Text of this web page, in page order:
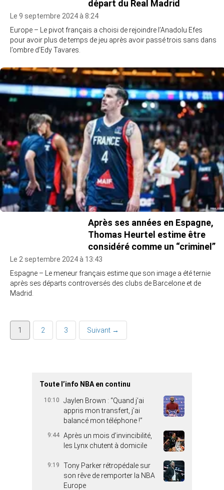
départ du Real Madrid
Le 9 septembre 2024 à 8:24
Europe – Le pivot français a choisi de rejoindre l’Anadolu Efes
pour avoir plus de temps de jeu après avoir passé trois sans dans
l’ombre d’Edy Tavares.
Après ses années en Espagne,
Thomas Heurtel estime être
considéré comme un “criminel”
Le 2 septembre 2024 à 13:43
Espagne – Le meneur français estime que son image a été ternie
après ses départs controversés des clubs de Barcelone et de
Madrid.
1 2 3 Suivant →
Toute l’info NBA en continu
10:10
Jaylen Brown : “Quand j’ai
appris mon transfert, j’ai
balancé mon téléphone !”
9:44 Après un mois d’invincibilité,
les Lynx chutent à domicile
9:19
Tony Parker rétropédale sur
son rêve de remporter la NBA
Europe